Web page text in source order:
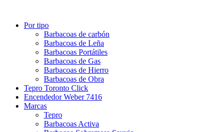
Por tipo
Barbacoas de carbón
Barbacoas de Leña
Barbacoas Portátiles
Barbacoas de Gas
Barbacoas de Hierro
Barbacoas de Obra
Tepro Toronto Click
Encendedor Weber 7416
Marcas
Tepro
Barbacoas Activa